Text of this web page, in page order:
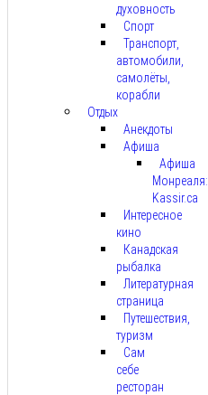
духовность
Спорт
Транспорт,
автомобили,
самолёты,
корабли
Отдых
Анекдоты
Афиша
Афиша
Монреаля:
Kassir.ca
Интересное
кино
Канадская
рыбалка
Литературная
страница
Путешествия,
туризм
Сам
себе
ресторан